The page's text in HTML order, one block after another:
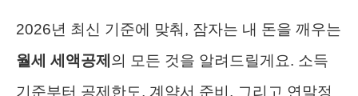
2026년 최신 기준에 맞춰, 잠자는 내 돈을 깨우는
월세 세액공제 의 모든 것을 알려드릴게요. 소득
기준부터 공제한도, 계약서 준비, 그리고 연말정